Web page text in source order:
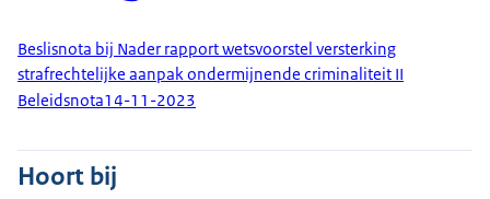
Beslisnota bij Nader rapport wetsvoorstel versterking
strafrechtelijke aanpak ondermijnende criminaliteit II
Beleidsnota14-11-2023
Hoort bij